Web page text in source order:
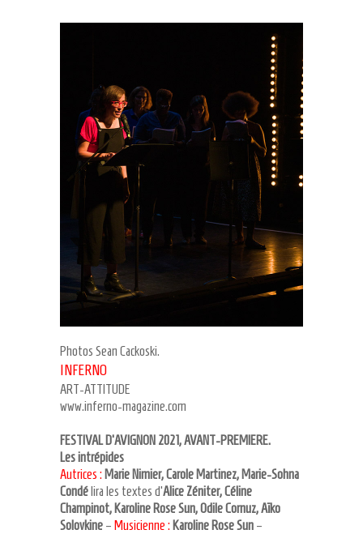
Photos Sean Cackoski.
INFERNO
ART-ATTITUDE
www.inferno-magazine.com
FESTIVAL D’AVIGNON 2021, AVANT-PREMIERE.
Les intrépides
Autrices : Marie Nimier, Carole Martinez, Marie-Sohna
Condélira les textes d’Alice Zéniter, Céline
Champinot, Karoline Rose Sun, Odile Cornuz, Aïko
Solovkine – Musicienne : Karoline Rose Sun –